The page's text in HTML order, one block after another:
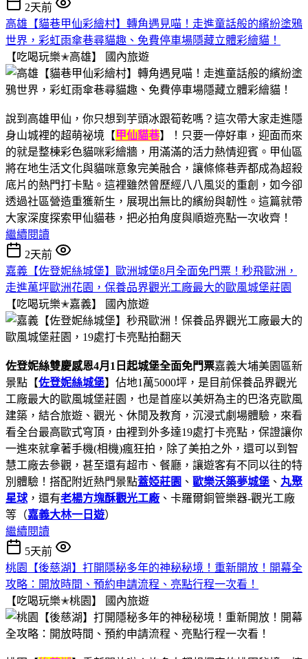
2天前
高雄【貓巷甲仙彩繪村】轉角遇見喵！走進童話般的繽紛塗鴉
世界，彩虹雨傘巷尋貓趣、免費停車場隱藏立體彩繪貓！
【吃喝玩樂✭高雄】
國內旅遊
說到高雄甲仙，你只想到芋頭冰跟筍乾嗎？這次帶大家走進隱
身山城裡的超萌祕境【甲仙貓巷】！只要一停好車，迎面而來
的就是整棟彩色貓咪彩繪牆，用滿滿的活力熱情迎賓。甲仙區
將在地生活文化與貓咪意象完美融合，讓條條巷弄都成為超殺
底片的熱門打卡點。這裡雖然曾歷經八八風災的重創，如今卻
透過社區營造重獲新生，展現出無比的繽紛與韌性。這篇就帶
大家深度探索甲仙貓巷，把必拍角度與順遊亮點一次收齊！
繼續閱讀
2天前
嘉義【佐登妮絲城堡】歐洲城堡8月全面免門票！秒飛歐洲，
走進萬坪歐洲花園，保養品界觀光工廠最大的歐風城堡莊園
【吃喝玩樂✭嘉義】
國內旅遊
佐登妮絲雙慶感恩4月1日起城堡全面免門票嘉義大埔美園區新
景點【佐登妮絲城堡】佔地1萬5000坪，是目前保養品界觀光
工廠最大的歐風城堡莊園，也是首座以美妍為主的巴洛克歐風
建築，結合旅遊、觀光、休閒及教育，沉浸式劇場體驗，來看
看全台最高歐式穹頂，由裡到外多達19處打卡亮點，保證讓你
一進來就拿著手機(相機)瘋狂拍，除了美拍之外，還可以到智
慧工廠去參觀，甚至還有超市、餐廳，讓遊客有不同以往的特
別體驗！搭配附近熱門景點蓋婭莊園 、 歐樂沃築夢城堡 、 丸聚
星球 ，還有老楊方塊酥觀光工廠 、卡羅爾銅管樂器-觀光工廠
等（嘉義大林一日遊）
繼續閱讀
5天前
桃園【後慈湖】打開隱秘多年的神秘秘境！重新開放！開幕全
攻略：開放時間、預約申請流程、亮點行程一次看！
【吃喝玩樂✭桃園】
國內旅遊